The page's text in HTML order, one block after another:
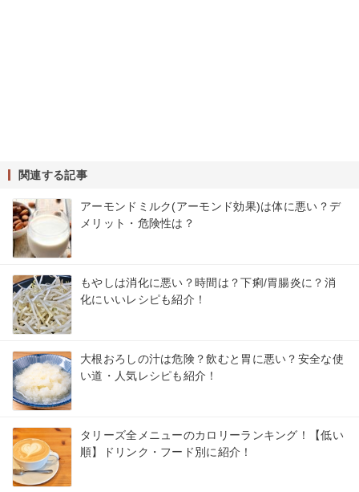
関連する記事
アーモンドミルク(アーモンド効果)は体に悪い？デ
メリット・危険性は？
もやしは消化に悪い？時間は？下痢/胃腸炎に？消
化にいいレシピも紹介！
大根おろしの汁は危険？飲むと胃に悪い？安全な使
い道・人気レシピも紹介！
タリーズ全メニューのカロリーランキング！【低い
順】ドリンク・フード別に紹介！